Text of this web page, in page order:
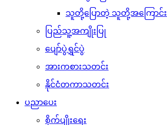
သူတို့ပြောတဲ့ သူတို့အကြောင်း
ပြည်သူ့အကျိုးပြု
ပျော်ပွဲရွှင်ပွဲ
အားကစားသတင်း
နိုင်ငံတကာသတင်း
ပညာပေး
စိုက်ပျိုးရေး